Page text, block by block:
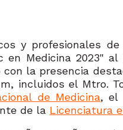
y profesionales
Medicina 2023"
la presencia
incluidos el Mtro.
de Medicina, el
de la Licenciatura